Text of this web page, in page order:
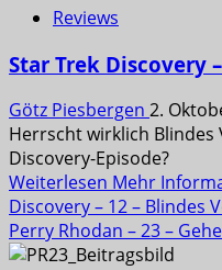
Reviews
Star Trek Discovery
Götz Piesbergen 2.
Herrscht wirklich Blindes
Discovery-Episode?
Weiterlesen Mehr
Discovery – 12 – Blindes
Perry Rhodan – 23 –